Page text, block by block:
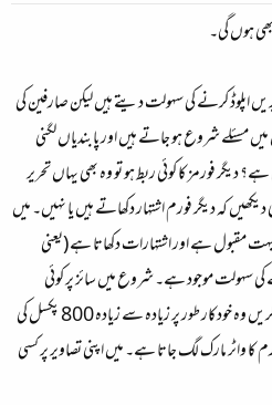
بھی ہوں گی۔
کرنے کی سہولت دیتے ہیں لیکن صارفین کی
مسئلے شروع ہو جاتے ہیں اور پابندیاں لگنی
دیگر فورمز کا کوئی ربط ہو تو وہ بھی یہاں تحریر
کہ دیگر فورم اشتہار دکھاتے ہیں یا نہیں۔ میں
مقبول ہے اور اشتہارات دکھاتا ہے (یعنی
کی سہولت موجود ہے۔ شروع میں سائز پر کوئی
پابندی نہیں تھی لیکن اب جو بھی تصویر اپلوڈ کریں وہ خودکار طور پر زیادہ سے زیادہ 800 پکسل کی
کا واٹر مارک لگ جاتا ہے۔ میں اپنی تصاویر پر کسی